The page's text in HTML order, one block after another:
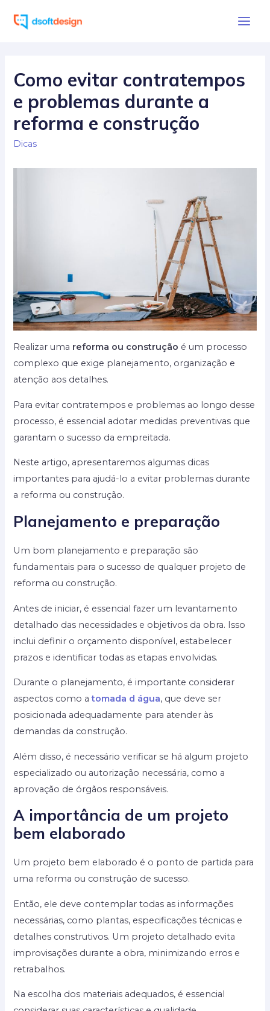
para
Como evitar contratempos
e problemas durante a
reforma e construção
Dicas
Realizar uma reforma ou construção é um processo
complexo que exige planejamento, organização e
atenção aos detalhes.
Para evitar contratempos e problemas ao longo desse
processo, é essencial adotar medidas preventivas que
garantam o sucesso da empreitada.
Neste artigo, apresentaremos algumas dicas
importantes para ajudá-lo a evitar problemas durante
a reforma ou construção.
Planejamento e preparação
Um bom planejamento e preparação são
fundamentais para o sucesso de qualquer projeto de
reforma ou construção.
Antes de iniciar, é essencial fazer um levantamento
detalhado das necessidades e objetivos da obra. Isso
inclui definir o orçamento disponível, estabelecer
prazos e identificar todas as etapas envolvidas.
Durante o planejamento, é importante considerar
aspectos como atomada d água, que deve ser
posicionada adequadamente para atender às
demandas da construção.
Além disso, é necessário verificar se há algum projeto
especializado ou autorização necessária, como a
aprovação de órgãos responsáveis.
A importância de um projeto
bem elaborado
Um projeto bem elaborado é o ponto de partida para
uma reforma ou construção de sucesso.
Então, ele deve contemplar todas as informações
necessárias, como plantas, especificações técnicas e
detalhes construtivos. Um projeto detalhado evita
improvisações durante a obra, minimizando erros e
retrabalhos.
Na escolha dos materiais adequados, é essencial